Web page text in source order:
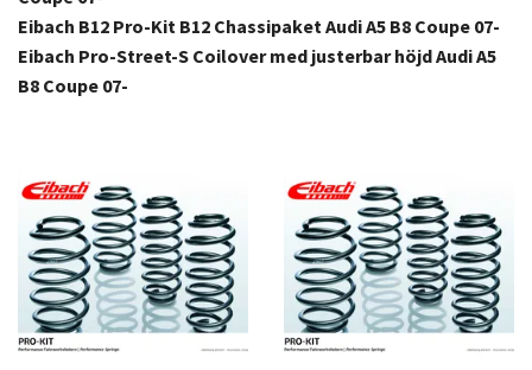
Eibach B12 Pro-Kit B12 Chassipaket Audi A5 B8 Coupe 07-
Eibach Pro-Street-S Coilover med justerbar höjd Audi A5
B8 Coupe 07-